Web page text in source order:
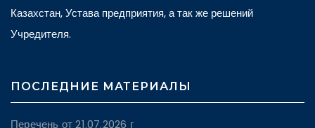
Казахстан, Устава предприятия, а так же решений
Учредителя.
ПОСЛЕДНИЕ МАТЕРИАЛЫ
Перечень от 21.07.2026 г